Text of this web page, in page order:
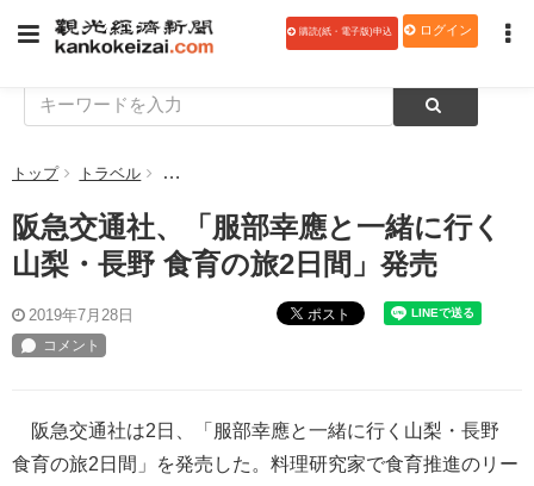
購読(紙・電子版)申込 ログイン
トップ トラベル 阪急交通社、「服部幸應と一緒に行く 山梨・長野 食
阪急交通社、「服部幸應と一緒に行く
山梨・長野 食育の旅2日間」発売
2019年7月28日 ポスト
阪急交通社は2日、「服部幸應と一緒に行く山梨・長野
食育の旅2日間」を発売した。料理研究家で食育推進のリー